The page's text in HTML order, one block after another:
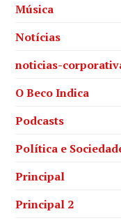
Música
Notícias
noticias-
O Beco Indica
Podcasts
Política e
Principal
Principal 2